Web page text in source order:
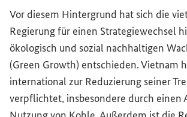
Vor diesem Hintergrund hat sich die
Regierung für einen Strategiewechsel
ökologisch und sozial nachhaltigen
(Green Growth) entschieden. Vietnam
international zur Reduzierung seiner
verpflichtet, insbesondere durch einen